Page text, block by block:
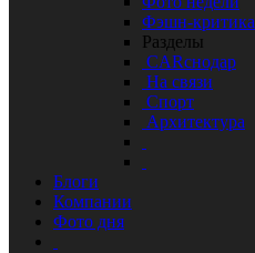
Фэшн-критика
Разделы
CARснодар
На связи
Спорт
Архитектура
Блоги
Компании
Фото дня